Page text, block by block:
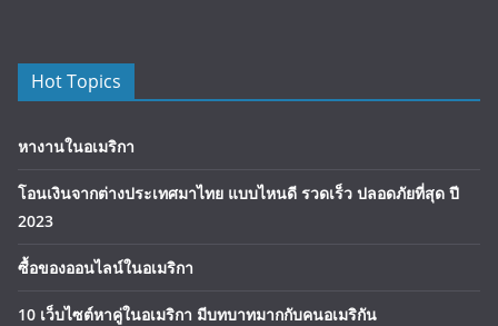
Hot Topics
หางานในอเมริกา
โอนเงินจากต่างประเทศมาไทย แบบไหนดี รวดเร็ว ปลอดภัยที่สุด ปี
2023
ซื้อของออนไลน์ในอเมริกา
10 เว็บไซต์หาคู่ในอเมริกา มีบทบาทมากกับคนอเมริกัน